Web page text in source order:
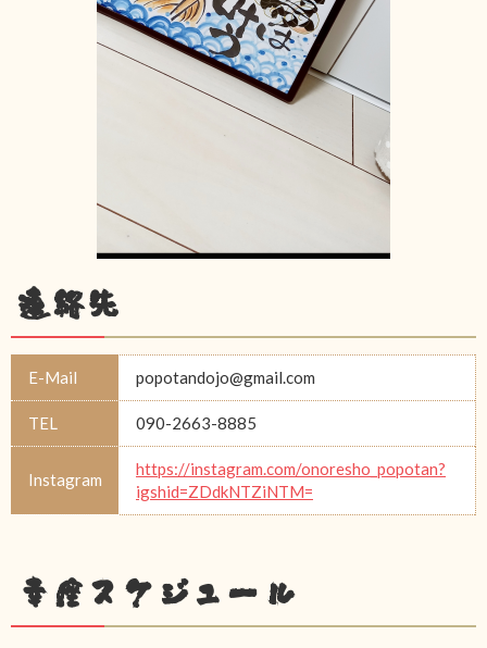
連絡先
E-Mail popotandojo@gmail.com
TEL 090-2663-8885
Instagram
https://instagram.com/onoresho_popotan?
igshid=ZDdkNTZiNTM=
幸座スケジュール